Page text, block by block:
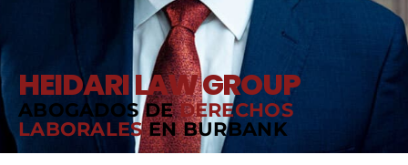
HEIDARI LAW GROUP
ABOGADOS DEDERECHOS
LABORALESEN BURBANK